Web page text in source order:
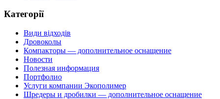
Категорії
Види відходів
Дровоколы
Компакторы — дополнительное оснащение
Новости
Полезная информация
Портфолио
Услуги компании Экополимер
Шредеры и дробилки — дополнительное оснащение